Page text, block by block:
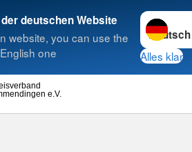
deutschen Website
website, you can use the
one
Sprache
Alles klar
e.V.
Suche